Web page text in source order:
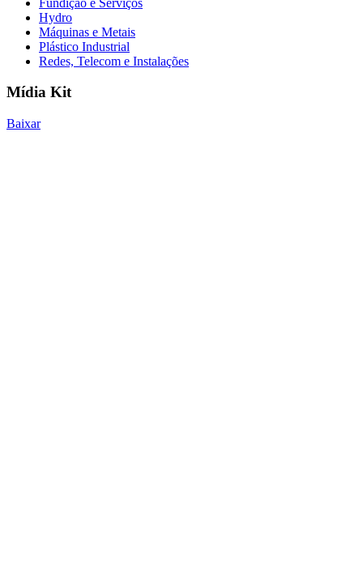
Hydro
Máquinas e Metais
Plástico Industrial
Redes, Telecom e Instalações
Mídia Kit
Baixar